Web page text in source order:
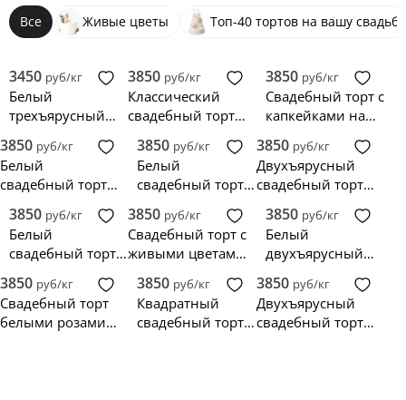
Все Живые цветы Топ-40 тортов на вашу свадьбу
3450 руб/кг
Белый
трехъярусный
цветами
3850 руб/кг
Классический
свадебный торт с
3850 руб/кг
Свадебный торт с
капкейками на
3850 руб/кг
Белый
свадебный торт с
розовых роз
3850 руб/кг
Белый
свадебный торт в
3 яруса
3850 руб/кг
Двухъярусный
свадебный торт с
инжиром и
макаруни
3850 руб/кг
Белый
свадебный торт с
ранункулюсами
3850 руб/кг
Свадебный торт с
живыми цветами
маленькие розы
3850 руб/кг
Белый
двухъярусный
розами
3850 руб/кг
Свадебный торт
белыми розами и
3850 руб/кг
Квадратный
свадебный торт с
3850 руб/кг
Двухъярусный
свадебный торт с